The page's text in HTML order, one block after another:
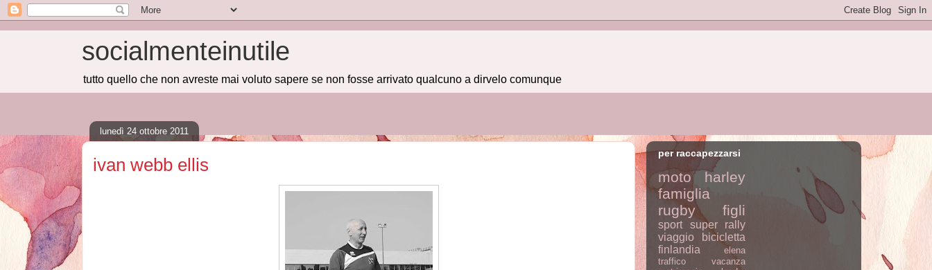
socialmenteinutile
tutto quello che non avreste mai voluto sapere se non fosse arrivato qualcuno a dirvelo comunque
lunedì 24 ottobre 2011
ivan webb ellis
per raccapezzarsi
moto
harley
famiglia
rugby
figli
sport
super rally
viaggio
bicicletta
finlandia
elena
traffico
vacanza